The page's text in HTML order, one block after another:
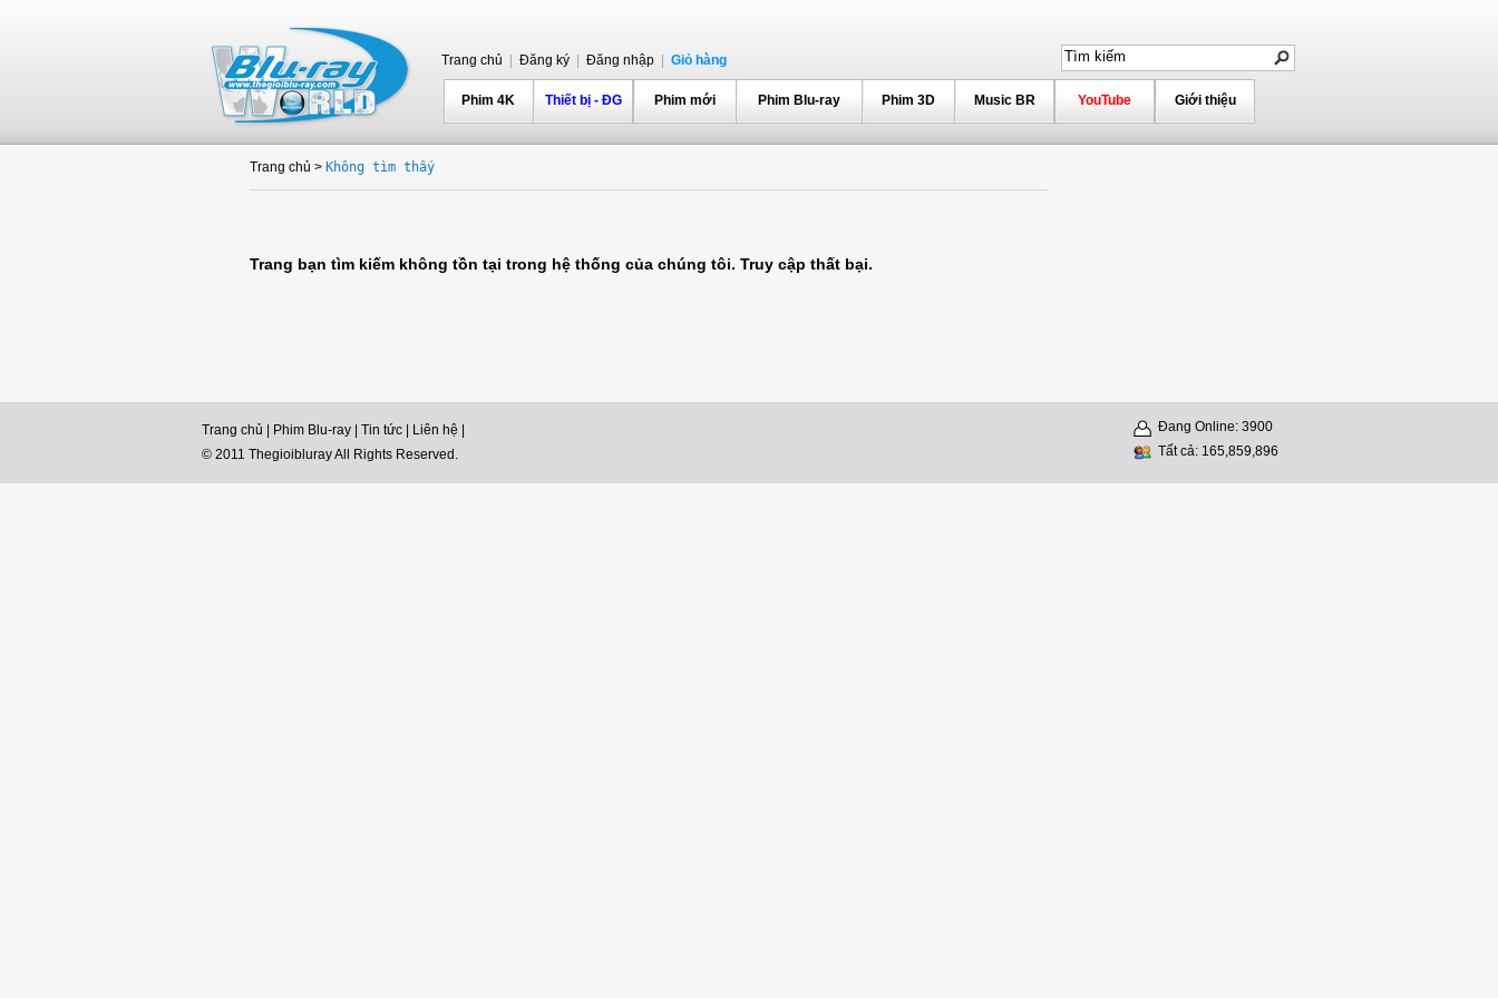
Trang chủ Đăng ký Đăng nhập Giỏ hàng
Phim 4K Thiết bị - ĐG Phim mới Phim Blu-ray Phim 3D Music BR YouTube Giới thiệu
Trang chủ > Không tìm thấy
Trang bạn tìm kiếm không tồn tại trong hệ thống của chúng tôi. Truy cập thất bại.
Trang chủ Phim Blu-ray Tin tức Liên hệ
© 2011 Thegioibluray All Rights Reserved.
Đang Online: 3900
Tất cả: 165,859,896